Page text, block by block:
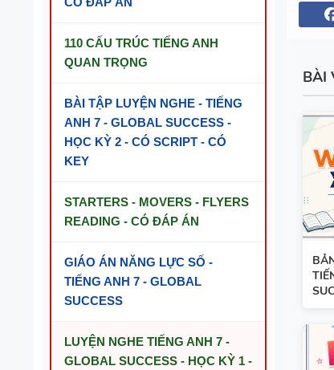
110 CẤU TRÚC TIẾNG ANH
QUAN TRỌNG
BÀI TẬP LUYỆN NGHE - TIẾNG
ANH 7 - GLOBAL SUCCESS -
HỌC KỲ 2 - CÓ SCRIPT - CÓ
KEY
STARTERS - MOVERS - FLYERS
READING - CÓ ĐÁP ÁN
GIÁO ÁN NĂNG LỰC SỐ -
TIẾNG ANH 7 - GLOBAL
SUCCESS
LUYỆN NGHE TIẾNG ANH 7 -
GLOBAL SUCCESS - HỌC KỲ 1 -
BÀI